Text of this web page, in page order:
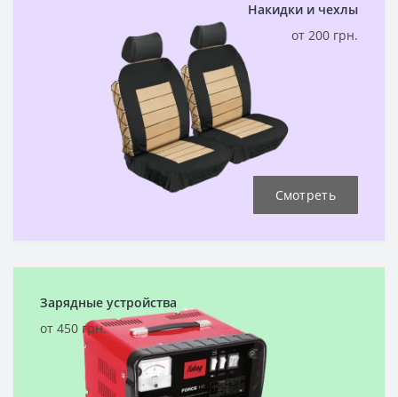
Накидки и чехлы
от 200 грн.
Смотреть
Зарядные устройства
от 450 грн.